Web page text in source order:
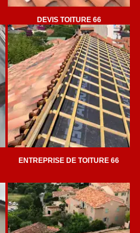
DEVIS TOITURE 66
ENTREPRISE DE TOITURE 66